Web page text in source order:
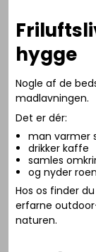
hygge
Nogle af de
madlavningen.
Det er dér:
man varmer
drikker kaffe
samles
og nyder
Hos os finder
erfarne
naturen.